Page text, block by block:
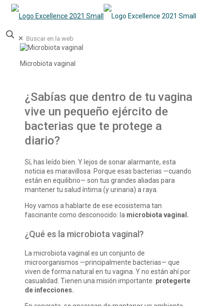
✕
Microbiota vaginal
¿Sabías que dentro de tu vagina
vive un pequeño ejército de
bacterias que te protege a
diario?
Sí, has leído bien. Y lejos de sonar alarmante, esta
noticia es maravillosa. Porque esas bacterias —cuando
están en equilibrio— son tus grandes aliadas para
mantener tu salud íntima (y urinaria) a raya.
Hoy vamos a hablarte de ese ecosistema tan
fascinante como desconocido: la microbiota vaginal.
¿Qué es la microbiota vaginal?
La microbiota vaginal es un conjunto de
microorganismos —principalmente bacterias— que
viven de forma natural en tu vagina. Y no están ahí por
casualidad. Tienen una misión importante: protegerte
de infecciones.